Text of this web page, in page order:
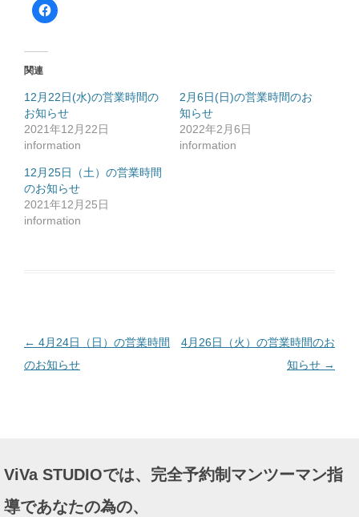
F
a
共
有
す
る
に
は
ク
ッ
ク
し
て
く
だ
さ
で
開
ま
す
関連
12月22日(水)の営業時間の
お知らせ
2021年12月22日
information
2月6日(日)の営業時間のお
知らせ
2022年2月6日
information
12月25日（土）の営業時間
のお知らせ
2021年12月25日
information
投
稿
シ
ョ
← 4月24日（日）の営業時間
のお知らせ
4月26日（火）の営業時間のお
知らせ →
ViVa STUDIOでは、完全予約制マンツーマン指
導であなたの為の、